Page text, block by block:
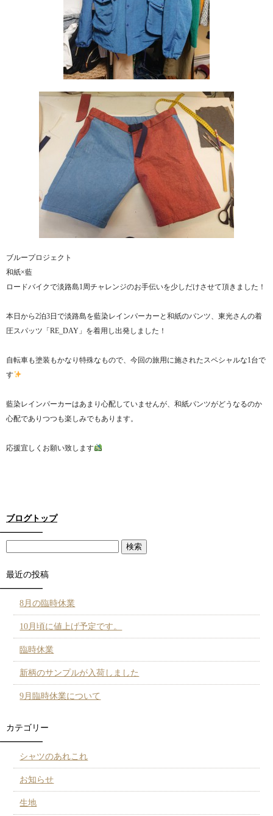
ブループロジェクト
和紙×藍
ロードバイクで淡路島1周チャレンジのお手伝いを少しだけさせて頂きました！
本日から2泊3日で淡路島を藍染レインパーカーと和紙のパンツ、東光さんの着
圧スパッツ「RE_DAY」を着用し出発しました！
自転車も塗装もかなり特殊なもので、今回の旅用に施されたスペシャルな1台で
す
藍染レインパーカーはあまり心配していませんが、和紙パンツがどうなるのか
心配でありつつも楽しみでもあります。
応援宜しくお願い致します
ブログトップ
最近の投稿
8月の臨時休業
10月頃に値上げ予定です。
臨時休業
新柄のサンプルが入荷しました
9月臨時休業について
カテゴリー
シャツのあれこれ
お知らせ
生地